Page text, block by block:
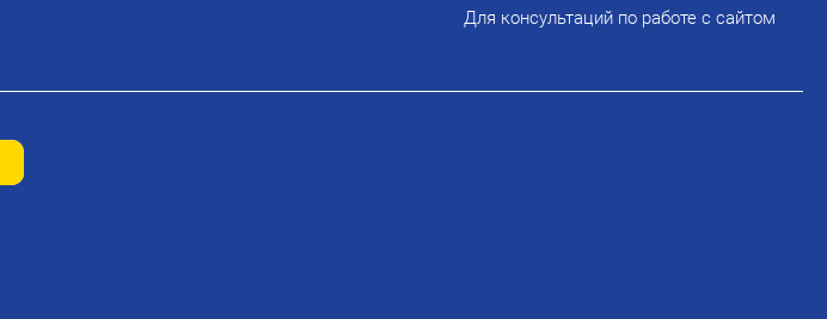
Для консультаций по работе с сайтом